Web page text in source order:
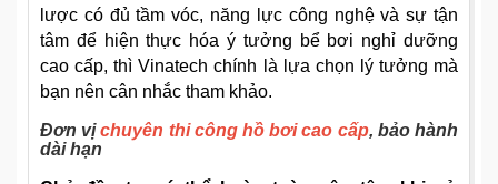
lược có đủ tầm vóc, năng lực công nghệ và sự tận
tâm để hiện thực hóa ý tưởng bể bơi nghỉ dưỡng
cao cấp, thì Vinatech chính là lựa chọn lý tưởng mà
bạn nên cân nhắc tham khảo.
Đơn vịchuyên thi công hồ bơi cao cấp, bảo hành
dài hạn